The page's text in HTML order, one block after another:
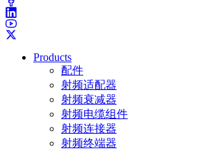
Products
配件
射频适配器
射频衰减器
射频电缆组件
射频连接器
射频终端器